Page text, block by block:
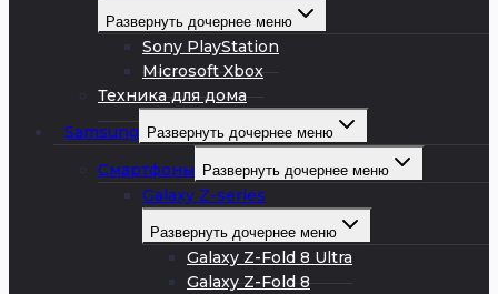
Развернуть дочернее меню
Sony PlayStation
Microsoft Xbox
Техника для дома
Samsung Развернуть дочернее меню
Смартфоны Развернуть дочернее меню
Galaxy Z-series
Развернуть дочернее меню
Galaxy Z-Fold 8 Ultra
Galaxy Z-Fold 8